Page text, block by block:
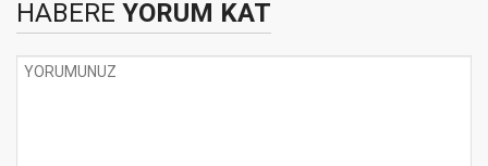
HABERE YORUM KAT